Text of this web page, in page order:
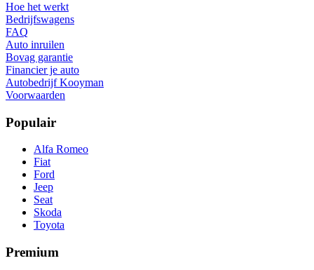
Hoe het werkt
Bedrijfswagens
FAQ
Auto inruilen
Bovag garantie
Financier je auto
Autobedrijf Kooyman
Voorwaarden
Populair
Alfa Romeo
Fiat
Ford
Jeep
Seat
Skoda
Toyota
Premium